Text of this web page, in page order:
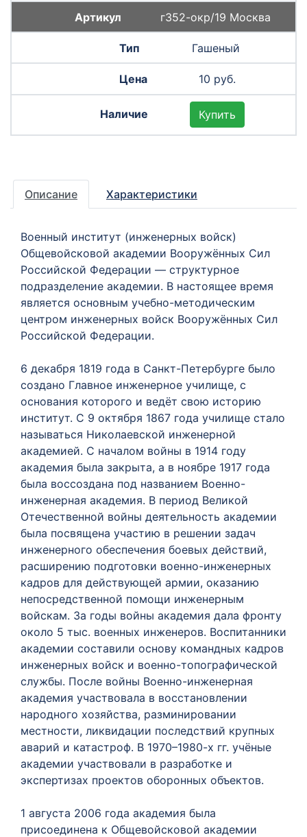
г352-окр/19 Москва
Гашеный
10 руб.
Купить
Описание Характеристики
Военный институт (инженерных войск)
Общевойсковой академии Вооружённых Сил
Российской Федерации — структурное
подразделение академии. В настоящее время
является основным учебно-методическим
центром инженерных войск Вооружённых Сил
Российской Федерации.
6 декабря 1819 года в Санкт-Петербурге было
создано Главное инженерное училище, с
основания которого и ведёт свою историю
институт. С 9 октября 1867 года училище стало
называться Николаевской инженерной
академией. С началом войны в 1914 году
академия была закрыта, а в ноябре 1917 года
была воссоздана под названием Военно-
инженерная академия. В период Великой
Отечественной войны деятельность академии
была посвящена участию в решении задач
инженерного обеспечения боевых действий,
расширению подготовки военно-инженерных
кадров для действующей армии, оказанию
непосредственной помощи инженерным
войскам. За годы войны академия дала фронту
около 5 тыс. военных инженеров. Воспитанники
академии составили основу командных кадров
инженерных войск и военно-топографической
службы. После войны Военно-инженерная
академия участвовала в восстановлении
народного хозяйства, разминировании
местности, ликвидации последствий крупных
аварий и катастроф. В 1970–1980-х гг. учёные
академии участвовали в разработке и
экспертизах проектов оборонных объектов.
1 августа 2006 года академия была
присоединена к Общевойсковой академии